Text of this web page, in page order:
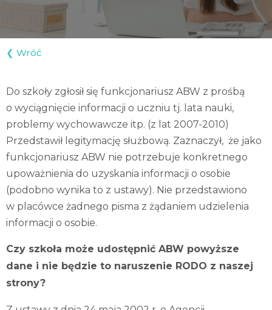
Do szkoły zgłosił się funkcjonariusz ABW z prośbą
o wyciągnięcie informacji o uczniu tj. lata nauki,
problemy wychowawcze itp. (z lat 2007-2010)
Przedstawił legitymację służbową. Zaznaczył, że jako
funkcjonariusz ABW nie potrzebuje konkretnego
upoważnienia do uzyskania informacji o osobie
(podobno wynika to z ustawy). Nie przedstawiono
w placówce żadnego pisma z żądaniem udzielenia
informacji o osobie.
Czy szkoła może udostępnić ABW powyższe
dane i nie będzie to naruszenie RODO z naszej
strony?